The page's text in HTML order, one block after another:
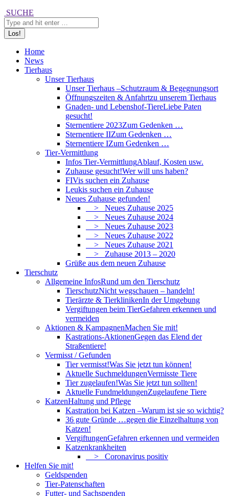
Search:
SUCHE
Home
News
Tierhaus
Unser Tierhaus
Unser Tierhaus –Schutzraum & Begegnungsort
Öffnungszeiten & Anfahrtzu unserem Tierhaus
Gnaden- und Lebenshof-TiereLiebe Paten
gesucht!
Sternentiere 2023Zum Gedenken …
Sternentiere IIZum Gedenken …
Sternentiere IZum Gedenken …
Tier-Vermittlung
Infos Tier-VermittlungAblauf, Kosten usw.
Zuhause gesucht!Wer will uns haben?
FIVis suchen ein Zuhause
Leukis suchen ein Zuhause
Neues Zuhause gefunden!
> Neues Zuhause 2025
> Neues Zuhause 2024
> Neues Zuhause 2023
> Neues Zuhause 2022
> Neues Zuhause 2021
> Zuhause 2013 – 2020
Grüße aus dem neuen Zuhause
Tierschutz
Allgemeine InfosRund um den Tierschutz
TierschutzNicht wegschauen – handeln!
Tierärzte & TierklinikenIn der Umgebung
Vergiftungen beim TierGefahren erkennen und
vermeiden
Aktionen & KampagnenMachen Sie mit!
Kastrations-AktionenGegen das Elend der
Straßentiere!
Vermisst / Gefunden
Tier vermisst!Was Sie jetzt tun können!
Aktuelle SuchmeldungenVermisste Tiere
Tier zugelaufen!Was Sie jetzt tun sollten!
Aktuelle FundmeldungenZugelaufene Tiere
KatzenHaltung und Pflege
Kastration bei Katzen –Warum ist sie so wichtig?
36 gute Gründe …gegen die Einzelhaltung von
Katzen!
VergiftungenGefahren erkennen und vermeiden
Katzenkrankheiten
> Coronavirus positiv
Helfen Sie mit!
Geldspenden
Tier-Patenschaften
Futter- und Sachspenden